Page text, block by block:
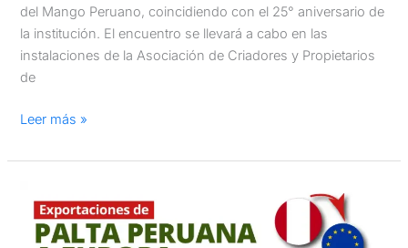
del Mango Peruano, coincidiendo con el 25° aniversario de
la institución. El encuentro se llevará a cabo en las
instalaciones de la Asociación de Criadores y Propietarios
de
Leer más »
palta